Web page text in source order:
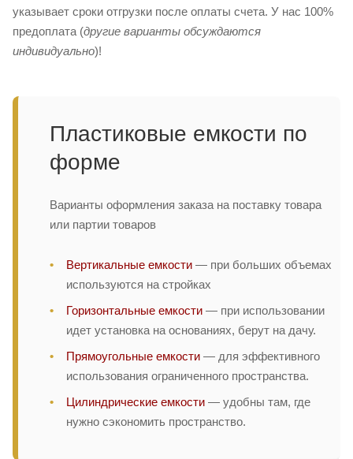
указывает сроки отгрузки после оплаты счета. У нас 100%
предоплата (другие варианты обсуждаются
индивидуально)!
Пластиковые емкости по
форме
Варианты оформления заказа на поставку товара
или партии товаров
Вертикальные емкости — при больших объемах
используются на стройках
Горизонтальные емкости — при использовании
идет установка на основаниях, берут на дачу.
Прямоугольные емкости — для эффективного
использования ограниченного пространства.
Цилиндрические емкости — удобны там, где
нужно сэкономить пространство.